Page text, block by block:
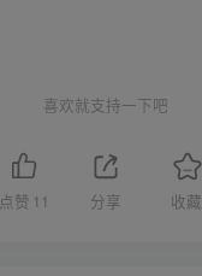
喜欢就支持一下吧
点赞 11 分享 收藏